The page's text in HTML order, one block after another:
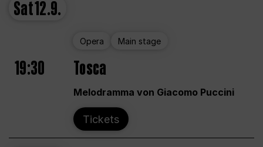
Sat12.9.
Opera Main stage
19:30 Tosca
Melodramma von Giacomo Puccini
Tickets